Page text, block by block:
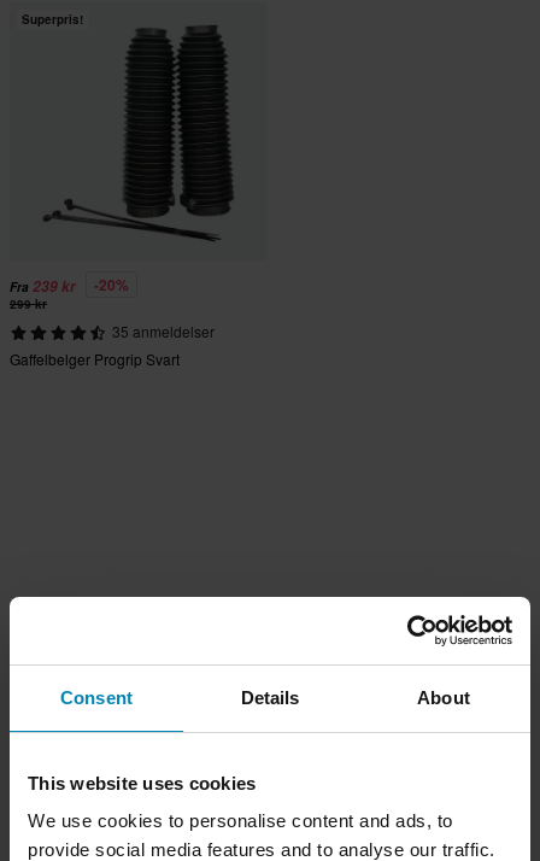
Consent Details About
This website uses cookies
We use cookies to personalise content and ads, to
provide social media features and to analyse our traffic.
Superpris!
Fra 239 kr -20%
299 kr
35 anmeldelser
Gaffelbelger Progrip Svart